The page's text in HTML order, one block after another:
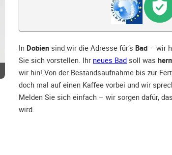
In Dobien sind wir die Adresse für’s Bad – wir
Sie sich vorstellen. Ihr neues Bad soll was
wir hin! Von der Bestandsaufnahme bis zur
doch mal auf einen Kaffee vorbei und wir
Melden Sie sich einfach – wir sorgen dafür,
wird.